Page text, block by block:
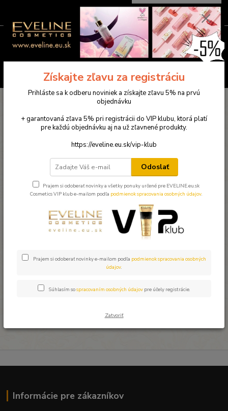
Menu
0ks
za 0,00 €
EVELINE Duo Power 2V1
EVELINE Duo Power 2V1
EVELINE Duo Power 2V1je revolučný produkt, ktorý kombinuje
silu regeneračného séra a výživného krému v jednom.
Informácie pre zákazníkov
Získajte zľavu za registráciu
Prihláste sa k odberu noviniek a získajte zľavu 5% na prvú
objednávku
+ garantovaná zľava 5% pri registrácii do VIP klubu, ktorá platí
pre každú objednávku aj na už zľavnené produkty.
https://eveline.eu.sk/vip-klub
Odoslať
Prajem si odoberať novinky a všetky ponuky určené pre EVELINE.eu.sk
Cosmetics VIP klub e-mailom podľa podmienok spracovania osobných údajov.
Prajem si odoberať novinky e-mailom podľa podmienok spracovania osobných
údajov.
Súhlasím sospracovaním osobných údajov pre účely registrácie.
Zatvoriť